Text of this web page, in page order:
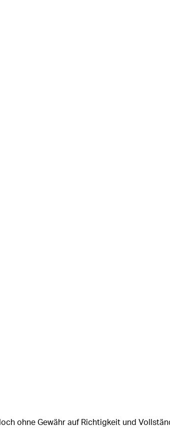
ohne Gewähr auf Richtigkeit und